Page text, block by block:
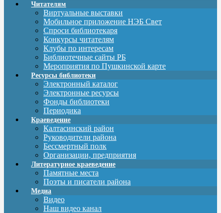
Читателям
Виртуальные выставки
Мобильное приложение НЭБ Свет
Спроси библиотекаря
Конкурсы читателям
Клубы по интересам
Библиотечные сайты РБ
Мероприятия по Пушкинской карте
Ресурсы библиотеки
Электронный каталог
Электронные ресурсы
Фонды библиотеки
Периодика
Краеведение
Калтасинский район
Руководители района
Бессмертный полк
Организации, предприятия
Литературное краеведение
Памятные места
Поэты и писатели района
Медиа
Видео
Наш видео канал